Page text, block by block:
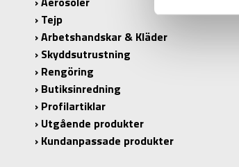
Tejp
Arbetshandskar & Kläder
Skyddsutrustning
Rengöring
Butiksinredning
Profilartiklar
Utgående produkter
Kundanpassade produkter